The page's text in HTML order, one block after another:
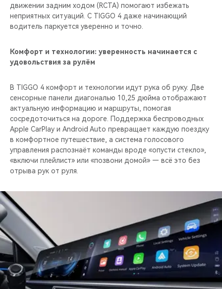
движении задним ходом (RCTA) помогают избежать
неприятных ситуаций. С TIGGO 4 даже начинающий
водитель паркуется уверенно и точно.
Комфорт и технологии: уверенность начинается с
удовольствия за рулём
В TIGGO 4 комфорт и технологии идут рука об руку. Две
сенсорные панели диагональю 10,25 дюйма отображают
актуальную информацию и маршруты, помогая
сосредоточиться на дороге. Поддержка беспроводных
Apple CarPlay и Android Auto превращает каждую поездку
в комфортное путешествие, а система голосового
управления распознаёт команды вроде «опусти стекло»,
«включи плейлист» или «позвони домой» — всё это без
отрыва рук от руля.